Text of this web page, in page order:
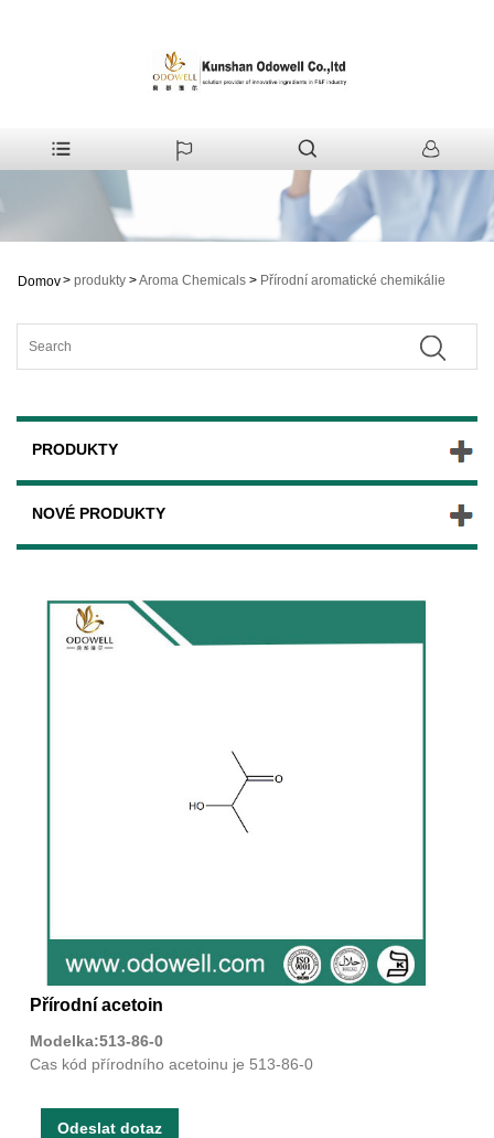
Domov> produkty >Aroma Chemicals > Přírodní aromatické chemikálie
PRODUKTY
NOVÉ PRODUKTY
Přírodní acetoin
Modelka:513-86-0
Cas kód přírodního acetoinu je 513-86-0
Odeslat dotaz